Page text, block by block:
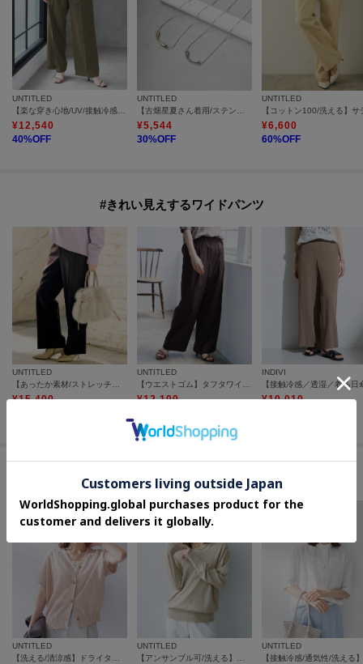
UNTITLED
¥12,540
40%OFF
UNTITLED
¥5,544
30%OFF
UNTITLED
¥6,600
60%OFF
#きれい見えするワイドパンツ
UNTITLED
¥15,400
UNTITLED
¥12,100
INDIVI
¥10,010
#幅広く活躍する洗えるトップス
UNTITLED
【洗える/清涼感】ドライタッチスリーブレスカーディガン
UNTITLED
【アンサンブル可/洗える】シアーVネックニット
UNTITLED